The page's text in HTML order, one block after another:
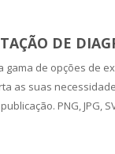
DE
gama de opções de
as suas
PNG, JPG,